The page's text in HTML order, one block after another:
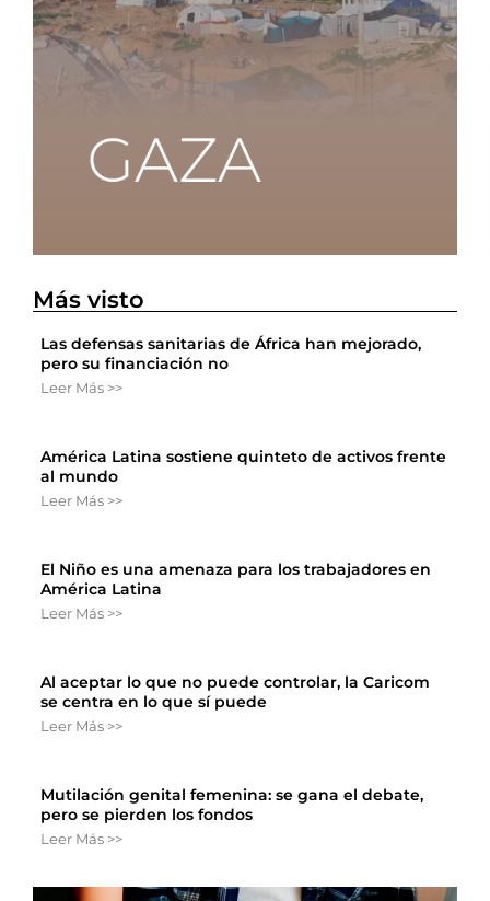
Más visto
Las defensas sanitarias de África han mejorado,
pero su financiación no
Leer Más >>
América Latina sostiene quinteto de activos frente
al mundo
Leer Más >>
El Niño es una amenaza para los trabajadores en
América Latina
Leer Más >>
Al aceptar lo que no puede controlar, la Caricom
se centra en lo que sí puede
Leer Más >>
Mutilación genital femenina: se gana el debate,
pero se pierden los fondos
Leer Más >>